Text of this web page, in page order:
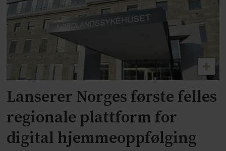
Lanserer Norges første felles
regionale plattform for
digital hjemmeoppfølging